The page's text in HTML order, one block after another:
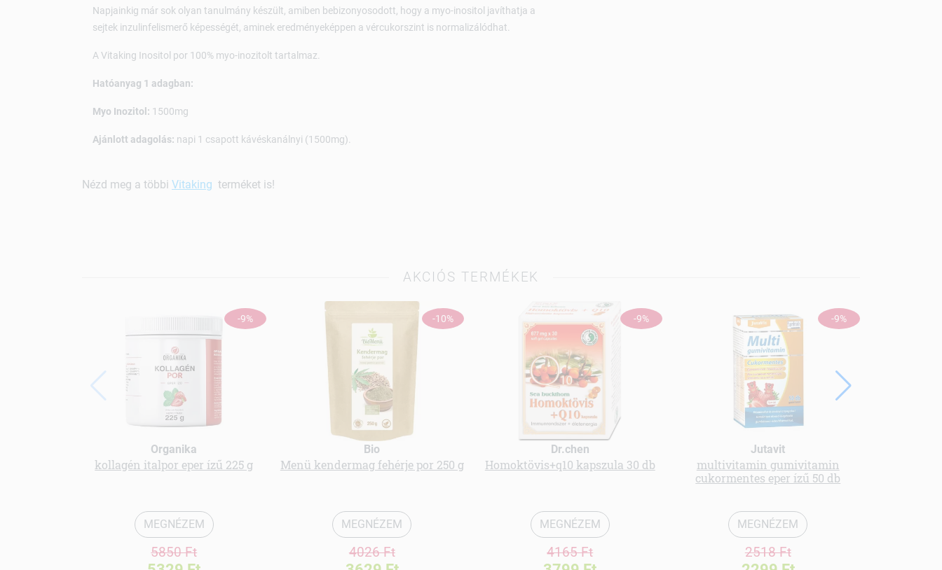
Napjainkig már sok olyan tanulmány készült, amiben bebizonyosodott, hogy a myo-inositol javíthatja a
sejtek inzulinfelismerő képességét, aminek eredményeképpen a vércukorszint is normalizálódhat.
A Vitaking Inositol por 100% myo-inozitolt tartalmaz.
Hatóanyag 1 adagban:
Myo Inozitol: 1500mg
Ajánlott adagolás: napi 1 csapott kávéskanálnyi (1500mg).
Nézd meg a többi Vitaking terméket is!
AKCIÓS TERMÉKEK
-9%
Organika
kollagén italpor eper ízű 225 g
MEGNÉZEM
5850 Ft
-10%
Bio
Menü kendermag fehérje por 250 g
MEGNÉZEM
4026 Ft
-9%
Dr.chen
Homoktövis+q10 kapszula 30 db
MEGNÉZEM
4165 Ft
-9%
Jutavit
multivitamin gumivitamin
cukormentes eper ízű 50 db
MEGNÉZEM
2518 Ft